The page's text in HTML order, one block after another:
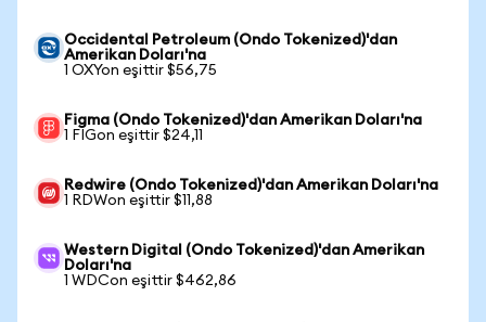
Occidental Petroleum (Ondo Tokenized)'dan
Amerikan Doları'na
1 OXYon eşittir $56,75
Figma (Ondo Tokenized)'dan Amerikan Doları'na
1 FIGon eşittir $24,11
Redwire (Ondo Tokenized)'dan Amerikan Doları'na
1 RDWon eşittir $11,88
Western Digital (Ondo Tokenized)'dan Amerikan
Doları'na
1 WDCon eşittir $462,86